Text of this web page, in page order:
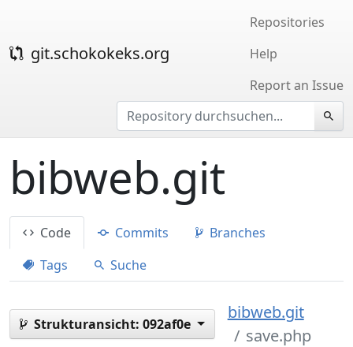
git.schokokeks.org
Repositories
Help
Report an Issue
bibweb.git
Code Commits
Branches
Tags
Suche
Strukturansicht: 092af0e
bibweb.git
save.php